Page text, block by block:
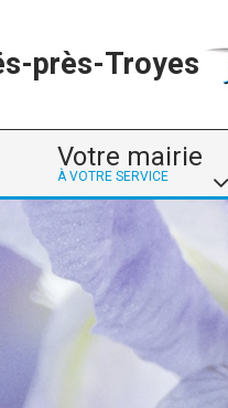
près-Troyes
Votre mairie
À VOTRE SERVICE